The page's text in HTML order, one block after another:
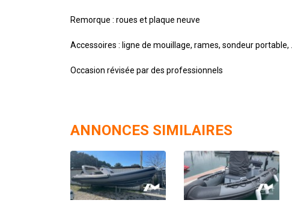
Remorque : roues et plaque neuve
Accessoires : ligne de mouillage, rames, sondeur portable, ...
Occasion révisée par des professionnels
ANNONCES SIMILAIRES